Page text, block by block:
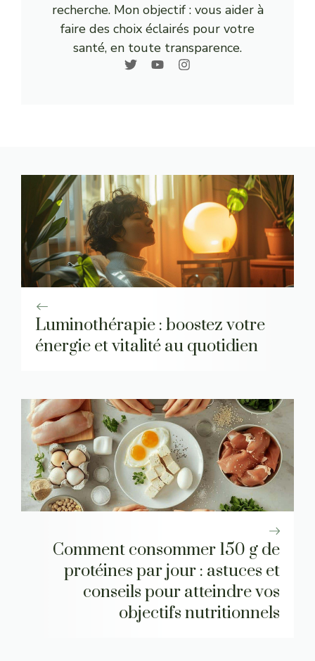
recherche. Mon objectif : vous aider à
faire des choix éclairés pour votre
santé, en toute transparence.
Luminothérapie : boostez votre
énergie et vitalité au quotidien
Comment consommer 150 g de
protéines par jour : astuces et
conseils pour atteindre vos
objectifs nutritionnels